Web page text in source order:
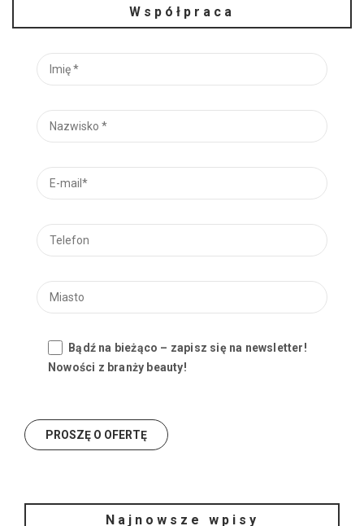
Współpraca
Bądź na bieżąco – zapisz się na newsletter!
Nowości z branży beauty!
Najnowsze wpisy